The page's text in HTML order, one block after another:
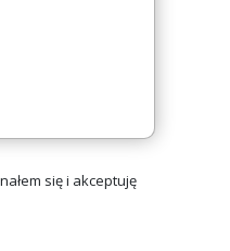
się i akceptuję